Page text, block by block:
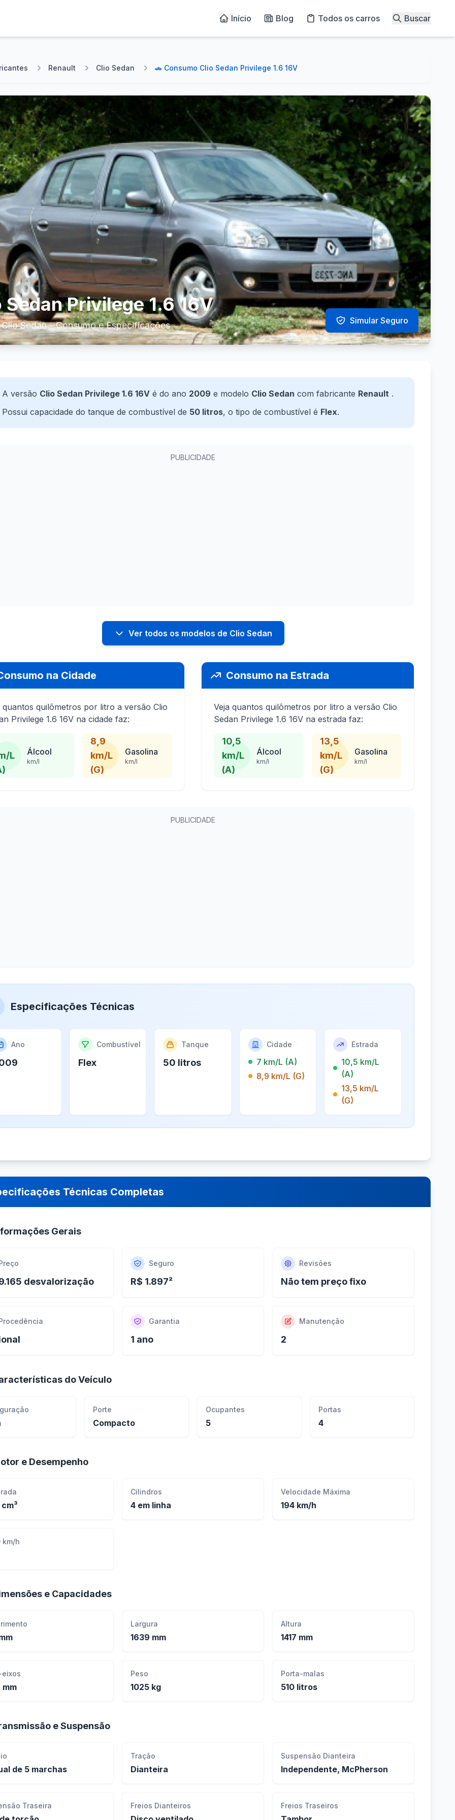
Início Blog Todos os carros Buscar
Renault Clio Sedan 🚗 Consumo Clio Sedan Privilege 1.6 16V
Sedan Privilege 1.6 16V
Sedan - Consumo e Especificações Simular Seguro
A versão Clio Sedan Privilege 1.6 16V é do ano 2009 e modelo Clio Sedan com fabricante Renault .
Possui capacidade do tanque de combustível de 50 litros, o tipo de combustível é Flex.
PUBLICIDADE
Ver todos os modelos de Clio Sedan
na Cidade
quantos quilômetros por litro a versão Clio
Privilege 1.6 16V na cidade faz:
L
Álcool
km/l
8,9
km/L
(G)
Gasolina
km/l
Consumo na Estrada
Veja quantos quilômetros por litro a versão Clio
Sedan Privilege 1.6 16V na estrada faz:
10,5
km/L
(A)
Álcool
km/l
13,5
km/L
(G)
Gasolina
km/l
PUBLICIDADE
Especificações Técnicas
Ano Combustível
Flex
Tanque
50 litros
Cidade
7 km/L (A)
8,9 km/L (G)
Estrada
10,5 km/L
(A)
13,5 km/L
(G)
Técnicas Completas
Gerais
desvalorização
Seguro
R$ 1.897²
Revisões
Não tem preço fixo
Garantia
1 ano
Manutenção
2
do Veículo
Porte
Compacto
Ocupantes
5
Portas
4
e Desempenho
Cilindros
4 em linha
Velocidade Máxima
194 km/h
km/h
e Capacidades
Largura
1639 mm
Altura
1417 mm
eixos
mm
Peso
1025 kg
Porta-malas
510 litros
e Suspensão
de 5 marchas
Tração
Dianteira
Suspensão Dianteira
Independente, McPherson
Traseira Freios Dianteiros Freios Traseiros